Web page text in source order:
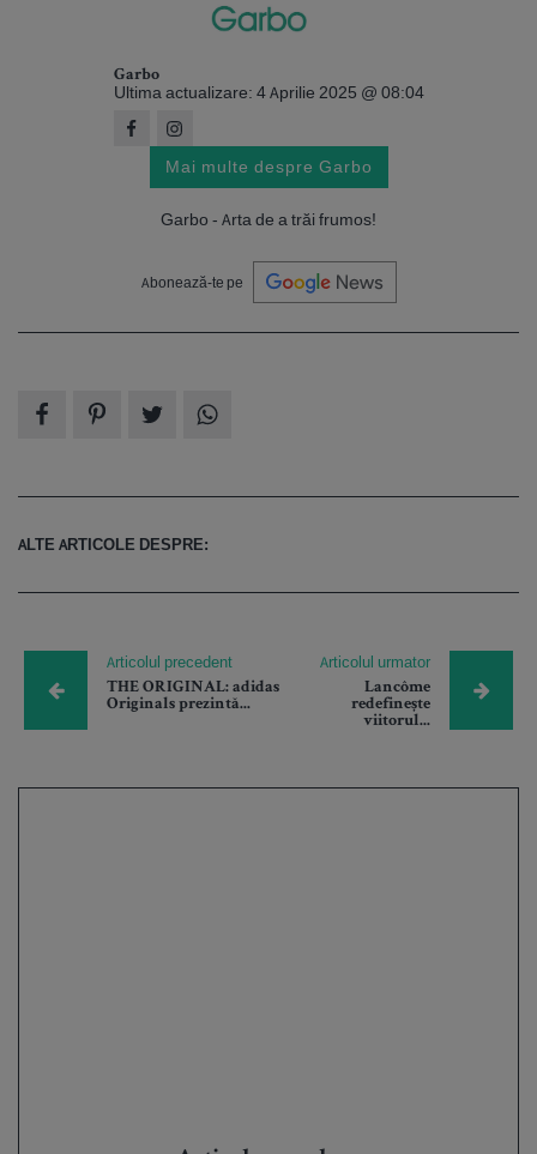
Garbo
Ultima actualizare: 4 Aprilie 2025 @ 08:04
Mai multe despre Garbo
Garbo - Arta de a trăi frumos!
Abonează-te pe
ALTE ARTICOLE DESPRE:
Articolul precedent
THE ORIGINAL: adidas
Originals prezintă...
Articolul urmator
Lancôme
redefinește
viitorul...